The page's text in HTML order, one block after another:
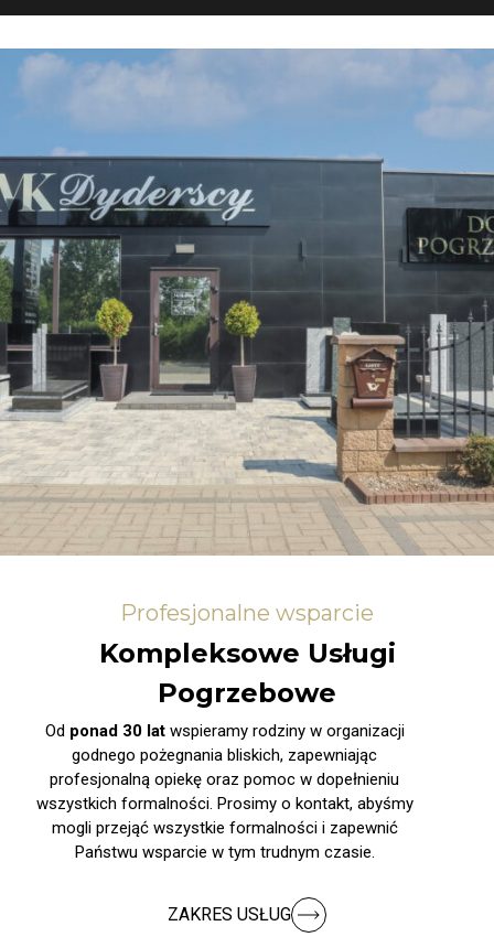
Profesjonalne wsparcie
Kompleksowe Usługi
Pogrzebowe
Od ponad 30 latwspieramy rodziny w organizacji
godnego pożegnania bliskich, zapewniając
profesjonalną opiekę oraz pomoc w dopełnieniu
wszystkich formalności. Prosimy o kontakt, abyśmy
mogli przejąć wszystkie formalności i zapewnić
Państwu wsparcie w tym trudnym czasie.
ZAKRES USŁUG